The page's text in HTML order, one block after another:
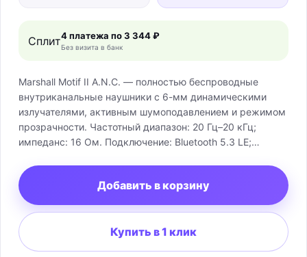
Сплит4 платежа по3 344 ₽
Без визита в банк
Marshall Motif II A.N.C. — полностью беспроводные
внутриканальные наушники с 6-мм динамическими
излучателями, активным шумоподавлением и режимом
прозрачности. Частотный диапазон: 20 Гц–20 кГц;
импеданс: 16 Ом. Подключение: Bluetooth 5.3 LE;
у кейса. Автономность с ANC: до 6 часов от наушников
и до 30 часов вместе с кейсом; без ANC — до 9 и 43
часов соответственно. Полная зарядка наушников и
кейса занимает около 1,5 часа, 15 минут дают до 1 часа
работы. Кейс поддерживает USB-C и беспроводную
зарядку. Комплектация: два наушника, зарядный кейс,
Добавить в корзину
Купить в 1 клик